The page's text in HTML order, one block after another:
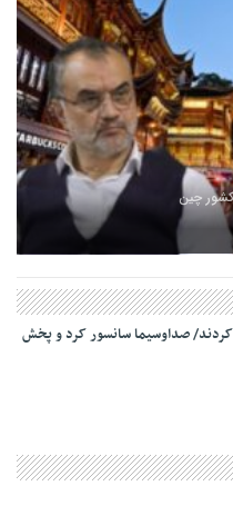
چین
صداوسیما سانسور کرد و پخش